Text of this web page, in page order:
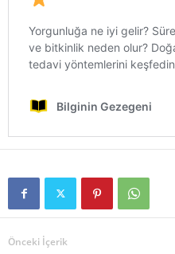
Önceki İçerik